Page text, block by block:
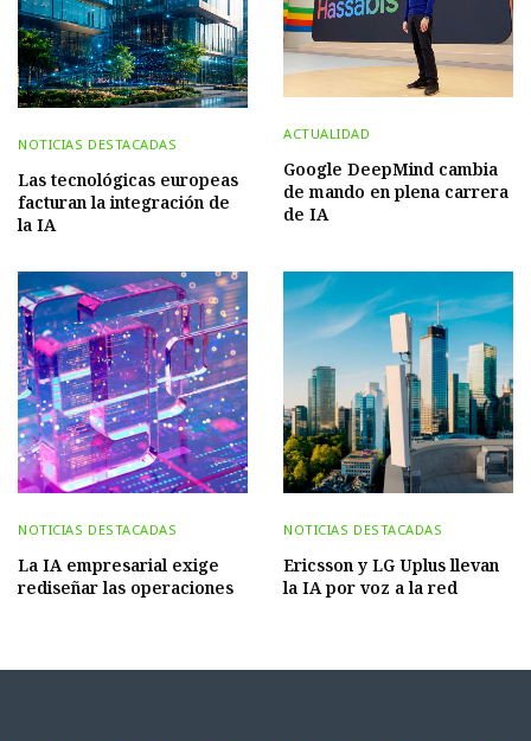
NOTICIAS DESTACADAS
Las tecnológicas europeas
facturan la integración de
la IA
ACTUALIDAD
Google DeepMind cambia
de mando en plena carrera
de IA
NOTICIAS DESTACADAS
La IA empresarial exige
rediseñar las operaciones
NOTICIAS DESTACADAS
Ericsson y LG Uplus llevan
la IA por voz a la red